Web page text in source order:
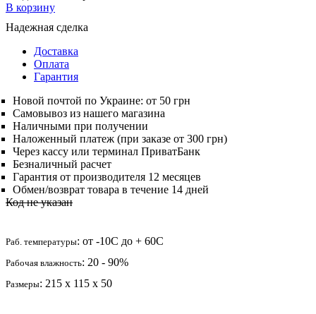
В корзину
Надежная сделка
Доставка
Оплата
Гарантия
Новой почтой по Украине: от 50 грн
Самовывоз из нашего магазина
Наличными при получении
Наложенный платеж (при заказе от 300 грн)
Через кассу или терминал ПриватБанк
Безналичный расчет
Гарантия от производителя 12 месяцев
Обмен/возврат товара в течение 14 дней
Код не указан
Раб. температуры: от -10C до + 60C
Рабочая влажность: 20 - 90%
Размеры: 215 х 115 х 50